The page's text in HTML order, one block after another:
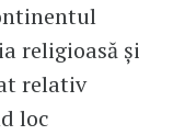
religioasă şi
relativ
loc